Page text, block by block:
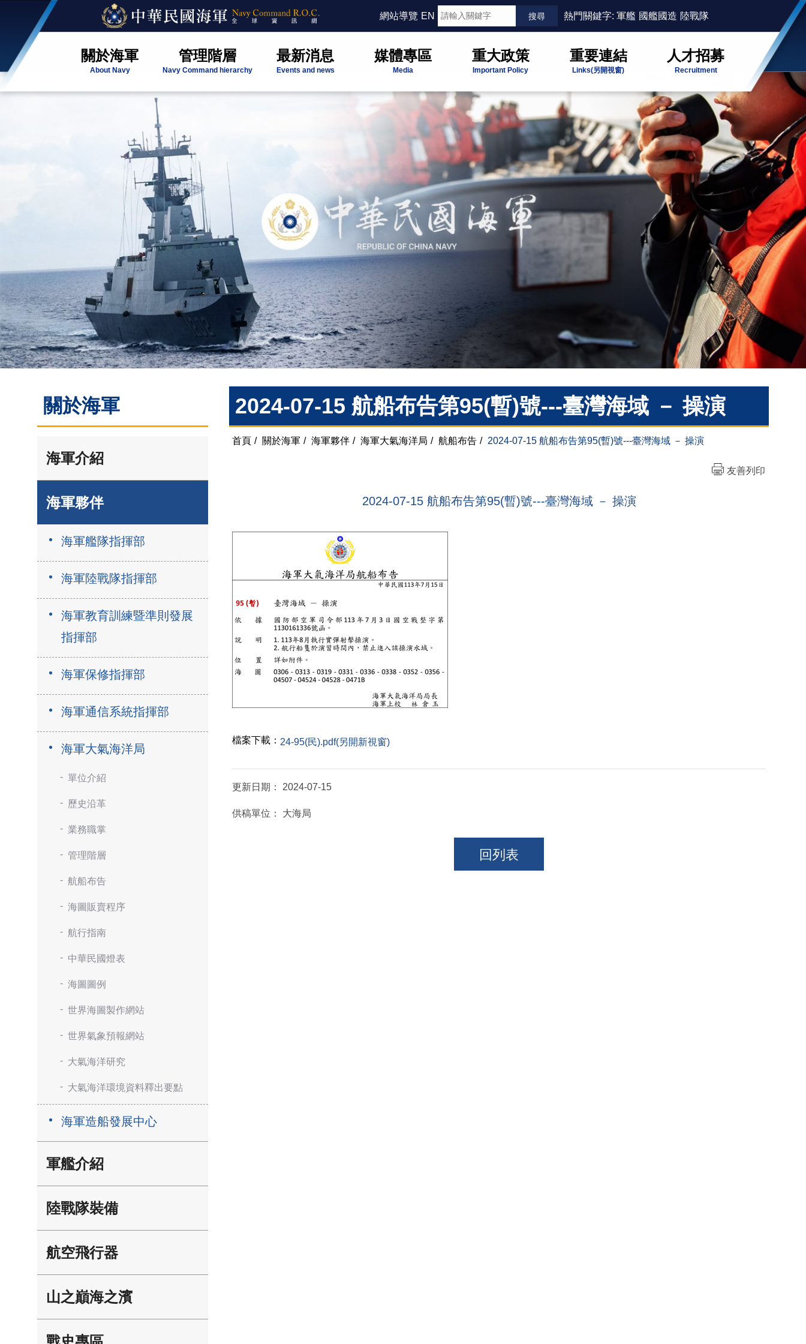
網站導覽 EN 熱門關鍵字: 軍艦 國艦國造 陸戰隊
關於海軍
About Navy
管理階層
Navy Command hierarchy
最新消息
Events and news
媒體專區
Media
重大政策
Important Policy
重要連結
Links(另開視窗)
人才招募
Recruitment
關於海軍
海軍介紹
海軍夥伴
海軍艦隊指揮部
海軍陸戰隊指揮部
海軍教育訓練暨準則發展
指揮部
海軍保修指揮部
海軍通信系統指揮部
海軍大氣海洋局
單位介紹
歷史沿革
業務職掌
管理階層
航船布告
海圖販賣程序
航行指南
中華民國燈表
海圖圖例
世界海圖製作網站
世界氣象預報網站
大氣海洋研究
大氣海洋環境資料釋出要點
海軍造船發展中心
軍艦介紹
陸戰隊裝備
航空飛行器
山之巔海之濱
2024-07-15 航船布告第95(暫)號---臺灣海域 － 操演
首頁 / 關於海軍 / 海軍夥伴 / 海軍大氣海洋局 / 航船布告 / 2024-07-15 航船布告第95(暫)號---臺灣海域 － 操演
友善列印
2024-07-15 航船布告第95(暫)號---臺灣海域 － 操演
檔案下載： 24-95(民).pdf(另開新視窗)
更新日期： 2024-07-15
供稿單位： 大海局
回列表